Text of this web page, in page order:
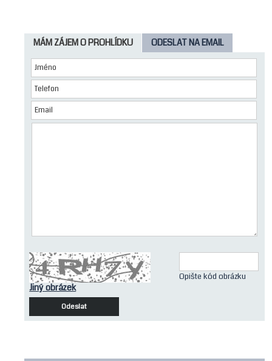
Volný od:
01.08.2025
C - Úsporná
Ukazatel energetické náročnosti
budovy:
Energetická náročnost podle
vyhlášky:
MÁM ZÁJEM O PROHLÍDKU ODESLAT NA EMAIL
Jiný obrázek
Opište kód obrázku
Odeslat